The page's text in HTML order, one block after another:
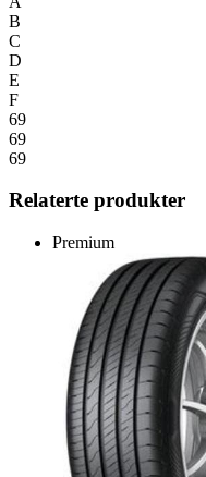
B
C
D
E
F
69
69
69
Relaterte produkter
Premium